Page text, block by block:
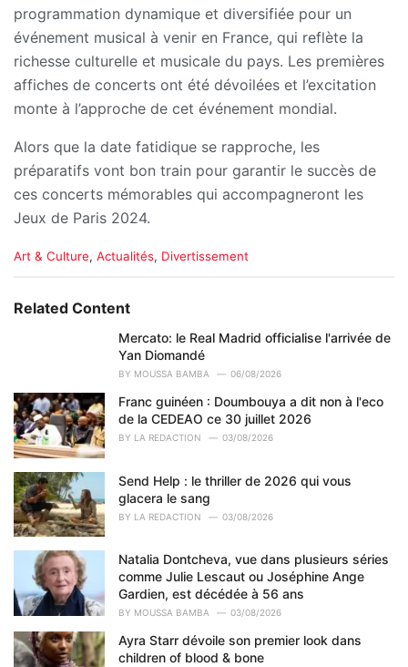
programmation dynamique et diversifiée pour un
événement musical à venir en France, qui reflète la
richesse culturelle et musicale du pays. Les premières
affiches de concerts ont été dévoilées et l’excitation
monte à l’approche de cet événement mondial.
Alors que la date fatidique se rapproche, les
préparatifs vont bon train pour garantir le succès de
ces concerts mémorables qui accompagneront les
Jeux de Paris 2024.
C
e
s
:
Art & Culture, Actualités, Divertissement
Related Content
Mercato: le Real Madrid officialise l'arrivée de
Yan Diomandé
BY MOUSSA BAMBA 06/08/2026
Franc guinéen : Doumbouya a dit non à l'eco
de la CEDEAO ce 30 juillet 2026
BY LA REDACTION 03/08/2026
Send Help : le thriller de 2026 qui vous
glacera le sang
BY LA REDACTION 03/08/2026
Natalia Dontcheva, vue dans plusieurs séries
comme Julie Lescaut ou Joséphine Ange
Gardien, est décédée à 56 ans
BY MOUSSA BAMBA 03/08/2026
Ayra Starr dévoile son premier look dans
children of blood & bone